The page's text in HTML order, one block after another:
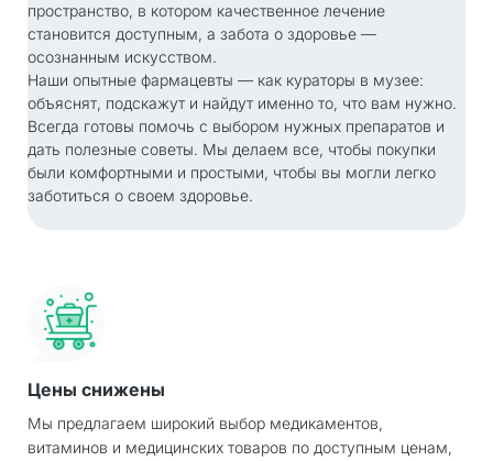
пространство, в котором качественное лечение
становится доступным, а забота о здоровье —
осознанным искусством.
Наши опытные фармацевты — как кураторы в музее:
объяснят, подскажут и найдут именно то, что вам нужно.
Всегда готовы помочь с выбором нужных препаратов и
дать полезные советы. Мы делаем все, чтобы покупки
были комфортными и простыми, чтобы вы могли легко
заботиться о своем здоровье.
Цены снижены
Мы предлагаем широкий выбор медикаментов,
витаминов и медицинских товаров по доступным ценам,